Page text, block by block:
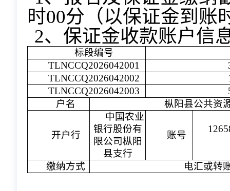
时00分（以保证金到账
2、保证金收款账户信
标段编号
TLNCCQ2026042001
TLNCCQ2026042002
TLNCCQ2026042003
户名
枞阳县公共资
开户行
中国农业
银行股份有
限公司枞阳
县支行
账号
缴纳方式 电汇或转